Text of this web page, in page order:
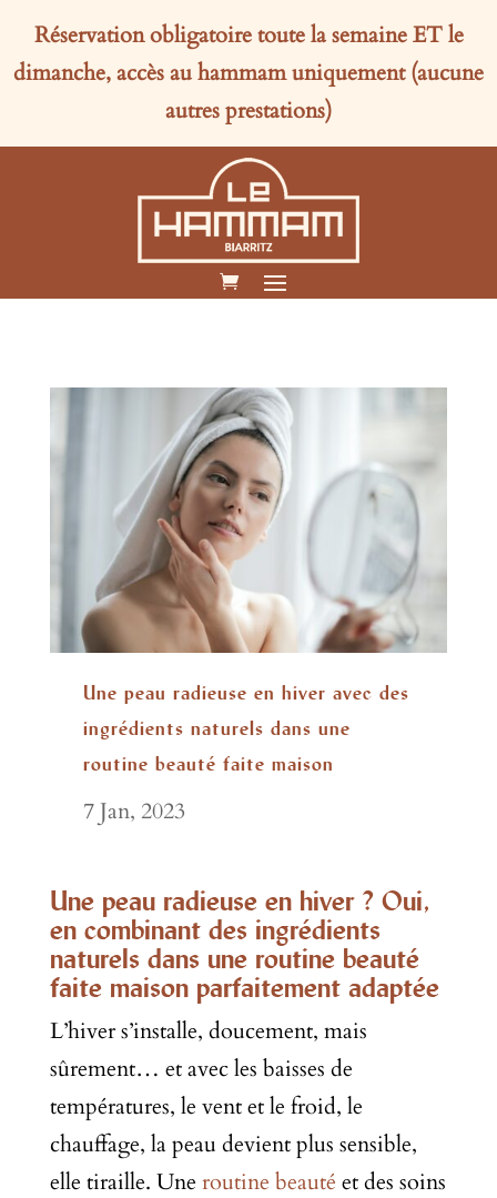
Réservation obligatoire toute la semaineETle
dimanche, accès au hammam uniquement (aucune
autres prestations)
Une peau radieuse en hiver avec des
ingrédients naturels dans une
routine beauté faite maison
7 Jan, 2023
Une peau radieuse en hiver ? Oui,
en combinant des ingrédients
naturels dans une routine beauté
faite maison parfaitement adaptée
L’hiver s’installe, doucement, mais
sûrement… et avec les baisses de
températures, le vent et le froid, le
chauffage, la peau devient plus sensible,
elle tiraille. Une routine beauté et des soins